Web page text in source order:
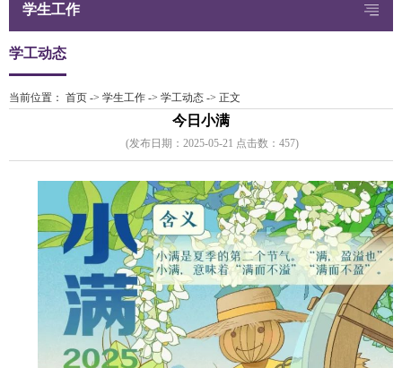
学生工作
学工动态
当前位置： 首页 -> 学生工作 -> 学工动态 -> 正文
今日小满
(发布日期：2025-05-21 点击数： 457)